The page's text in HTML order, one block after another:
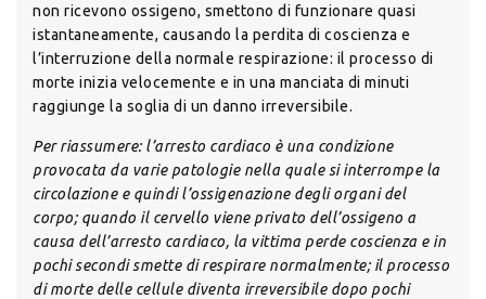
non ricevono ossigeno, smettono di funzionare quasi
istantaneamente, causando la perdita di coscienza e
l’interruzione della normale respirazione: il processo di
morte inizia velocemente e in una manciata di minuti
raggiunge la soglia di un danno irreversibile.
Per riassumere: l’arresto cardiaco è una condizione
provocata da varie patologie nella quale si interrompe la
circolazione e quindi l’ossigenazione degli organi del
corpo; quando il cervello viene privato dell’ossigeno a
causa dell’arresto cardiaco, la vittima perde coscienza e in
pochi secondi smette di respirare normalmente; il processo
di morte delle cellule diventa irreversibile dopo pochi